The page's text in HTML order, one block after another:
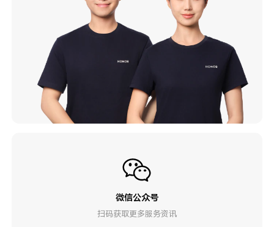
微信公众号
扫码获取更多服务资讯